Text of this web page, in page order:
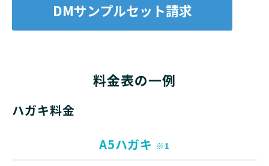
DMサンプルセット請求
料金表の一例
ハガキ料金
A5ハガキ ※1